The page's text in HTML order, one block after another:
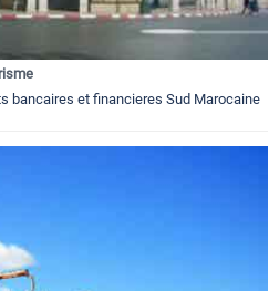
bancaires et financieres Sud Marocaine